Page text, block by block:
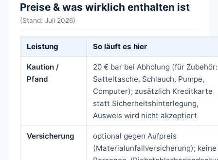
Preise & was wirklich enthalten ist
(Stand: Juli 2026)
Leistung So läuft es hier
Kaution /
Pfand
20 € bar bei Abholung (für Zubehör:
Satteltasche, Schlauch, Pumpe,
Computer); zusätzlich Kreditkarte
statt Sicherheitshinterlegung,
Ausweis wird nicht akzeptiert
Versicherung
optional gegen Aufpreis
(Materialunfallversicherung); keine